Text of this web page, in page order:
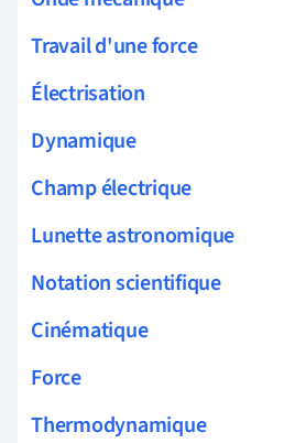
Travail d'une force
Électrisation
Dynamique
Champ électrique
Lunette astronomique
Notation scientifique
Cinématique
Force
Thermodynamique